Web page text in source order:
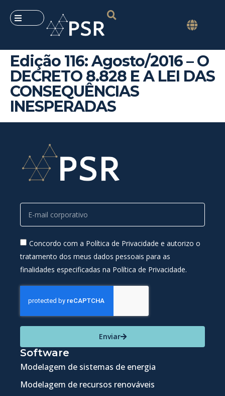
Edição 116: Agosto/2016 – O
DECRETO 8.828 E A LEI DAS
CONSEQUÊNCIAS
INESPERADAS
Concordo com a Política de Privacidade e autorizo o
tratamento dos meus dados pessoais para as
finalidades especificadas na Política de Privacidade.
Enviar
Software
Modelagem de sistemas de energia
Modelagem de recursos renováveis